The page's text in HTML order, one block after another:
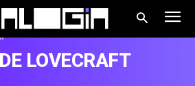
LOVECRAFT